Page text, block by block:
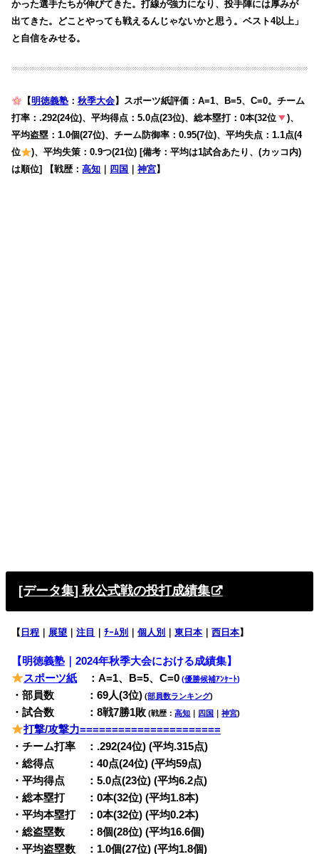
かった選手たちが伸びてきた。打線が強力になり、投手陣には厚みが
出てきた。どことやっても戦えるんじゃないかと思う。ベスト4以上」
と自信をみせる。
【明徳義塾： 秋季大会】スポーツ紙評価：A=1、B=5、C=0。チーム
打率：.292(24位)、平均得点：5.0点(23位)、総本塁打：0本(32位
)、
平均盗塁：1.0個(27位)、チーム防御率：0.95(7位)、平均失点：1.1点(4
位
)、平均失策：0.9つ(21位) [備考：平均は1試合あたり、(カッコ内)
は順位] 【戦歴： 高知 四国 ｜神宮】
[データ集] 秋公式戦の投打成績集
【 日程 展望 ｜注目 ｜ﾁｰﾑ別 ｜個人別 ｜東日本 ｜西日本】
【明徳義塾｜2024年秋季大会における成績集】
スポーツ紙
：A=1、B=5、C=0 (優勝候補ｱﾝｹｰﾄ)
・部員数 ：69人(3位) (部員数ランキング)
・試合数 ：8戦7勝1敗 (戦歴：高知 ｜ 四国 ｜神宮)
打撃/攻撃力======================
・チーム打率 ：.292(24位) (平均.315点)
・総得点 ：40点(24位) (平均59点)
・平均得点 ：5.0点(23位) (平均6.2点)
・総本塁打 ：0本(32位) (平均1.8本)
・平均本塁打 ：0本(32位) (平均0.2本)
・総盗塁数 ：8個(28位) (平均16.6個)
・平均盗塁数 ：1.0個(27位) (平均1.8個)